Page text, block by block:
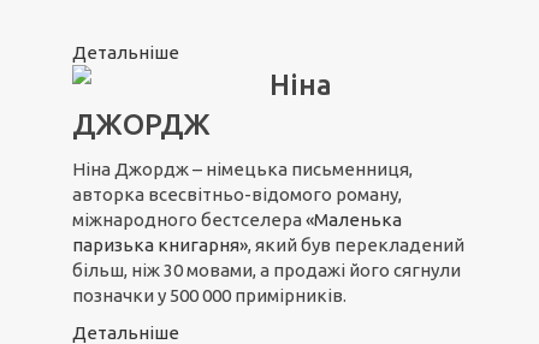
Детальніше
Ніна
ДЖОРДЖ
Ніна Джордж – німецька письменниця,
авторка всесвітньо-відомого роману,
міжнародного бестселера «Маленька
паризька книгарня», який був перекладений
більш, ніж 30 мовами, а продажі його сягнули
позначки у 500 000 примірників.
Детальніше